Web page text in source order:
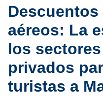
aéreos: La
los
privados
turistas a